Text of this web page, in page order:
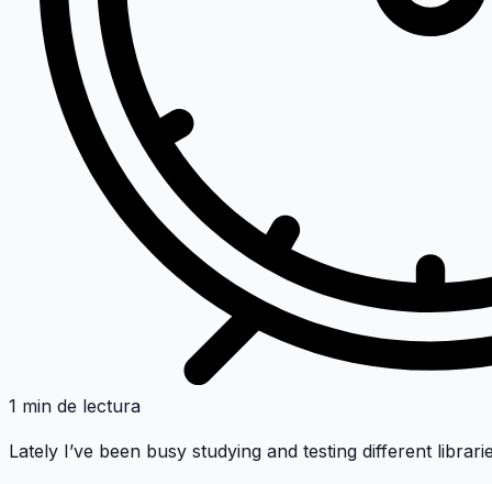
1 min de lectura
Lately I’ve been busy studying and testing different